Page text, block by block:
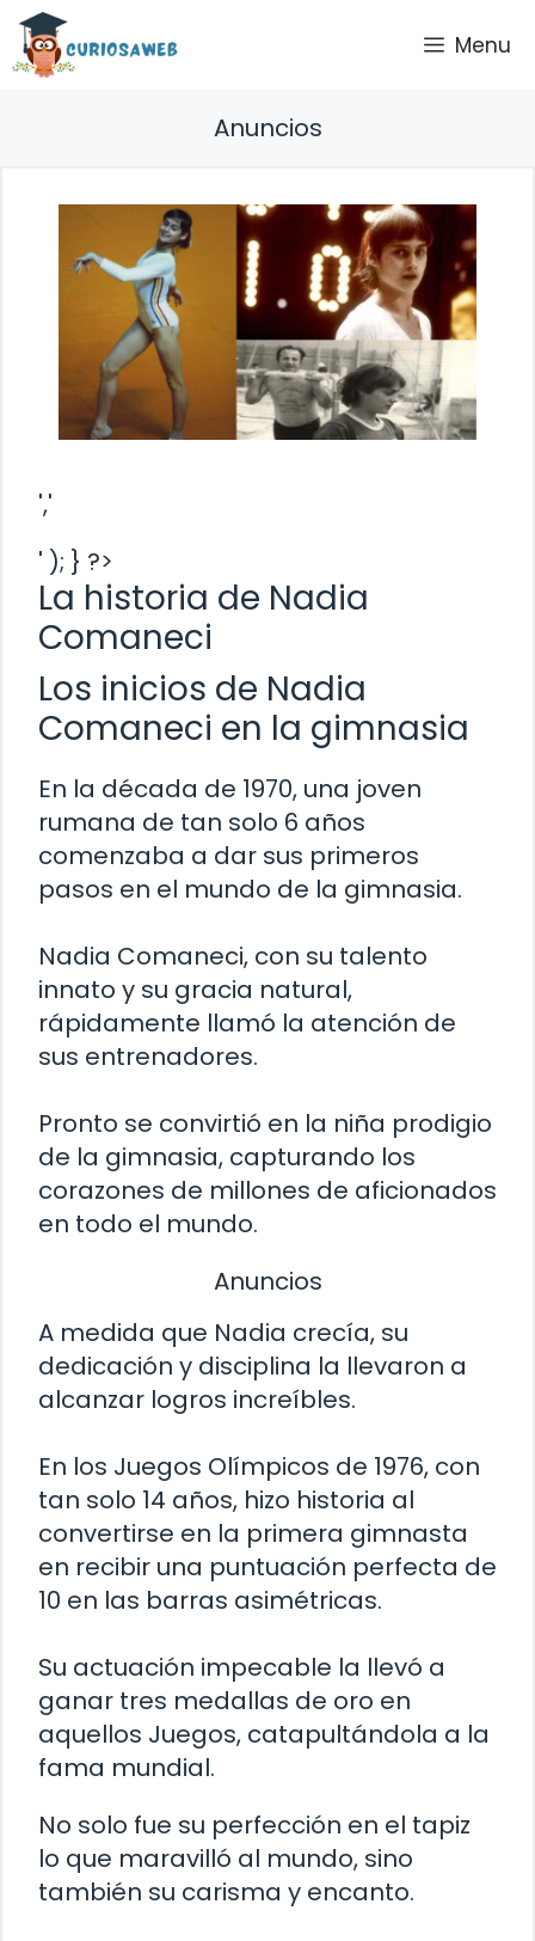
Saltar
contenido
Menu
Anuncios
','
' ); } ?>
La historia de Nadia
Comaneci
Los inicios de Nadia
Comaneci en la gimnasia
En la década de 1970, una joven
rumana de tan solo 6 años
comenzaba a dar sus primeros
pasos en el mundo de la gimnasia.
Nadia Comaneci, con su talento
innato y su gracia natural,
rápidamente llamó la atención de
sus entrenadores.
Pronto se convirtió en la niña prodigio
de la gimnasia, capturando los
corazones de millones de aficionados
en todo el mundo.
Anuncios
A medida que Nadia crecía, su
dedicación y disciplina la llevaron a
alcanzar logros increíbles.
En los Juegos Olímpicos de 1976, con
tan solo 14 años, hizo historia al
convertirse en la primera gimnasta
en recibir una puntuación perfecta de
10 en las barras asimétricas.
Su actuación impecable la llevó a
ganar tres medallas de oro en
aquellos Juegos, catapultándola a la
fama mundial.
No solo fue su perfección en el tapiz
lo que maravilló al mundo, sino
también su carisma y encanto.